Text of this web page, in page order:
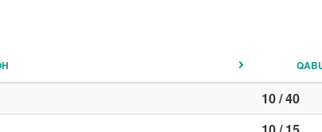
10 / 40